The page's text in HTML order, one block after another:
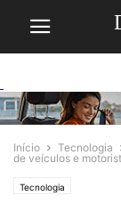
Início Tecnologia
de veículos e
Tecnologia